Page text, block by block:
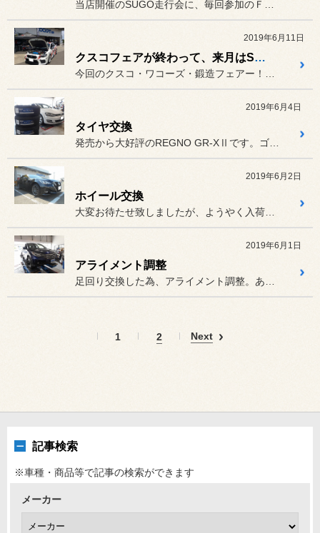
2019年6月11日
クスコフェアが終わって、来月はSUGO走行会！
2019年6月4日
タイヤ交換
2019年6月2日
ホイール交換
2019年6月1日
アライメント調整
1 2 Next
記事検索
※車種・商品等で記事の検索ができます
メーカー